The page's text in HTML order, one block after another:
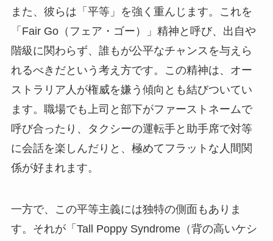
また、彼らは「平等」を強く重んじます。これを
「Fair Go（フェア・ゴー）」精神と呼び、出自や
階級に関わらず、誰もが公平なチャンスを与えら
れるべきだという考え方です。この精神は、オー
ストラリア人が権威を嫌う傾向とも結びついてい
ます。職場でも上司と部下がファーストネームで
呼び合ったり、タクシーの運転手と助手席で対等
に会話を楽しんだりと、極めてフラットな人間関
係が好まれます。
一方で、この平等主義には独特の側面もありま
す。それが「Tall Poppy Syndrome（背の高いケシ